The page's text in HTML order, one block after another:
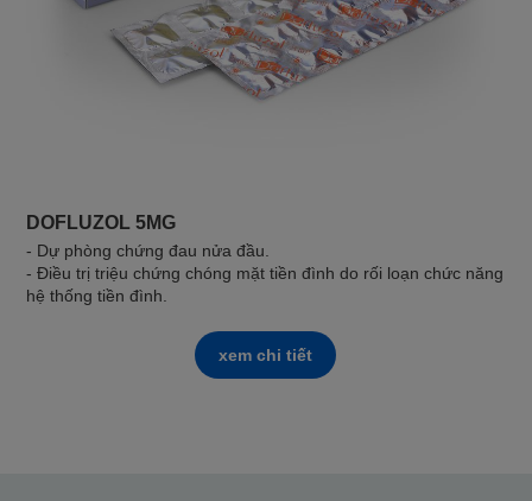
DOFLUZOL 5MG
- Dự phòng chứng đau nửa đầu.
- Điều trị triệu chứng chóng mặt tiền đình do rối loạn chức năng
hệ thống tiền đình.
xem chi tiết